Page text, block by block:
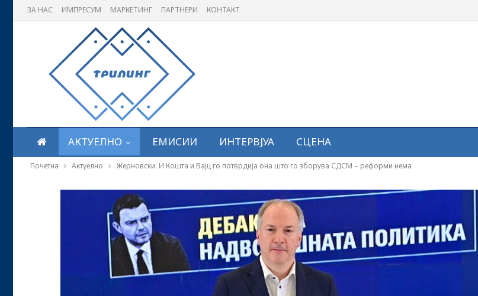
ЗА НАС ИМПРЕСУМ МАРКЕТИНГ ПАРТНЕРИ КОНТАКТ
АКТУЕЛНО ЕМИСИИ ИНТЕРВЈУА СЦЕНА
Почетна Актуелно Жерновски: И Кошта и Вајц го потврдија она што го зборува СДСМ – реформи нема